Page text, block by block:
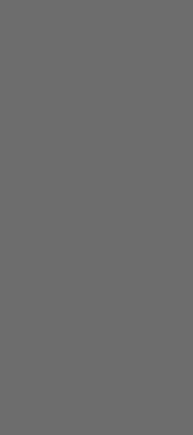
un
vous pour
questions.
le
!